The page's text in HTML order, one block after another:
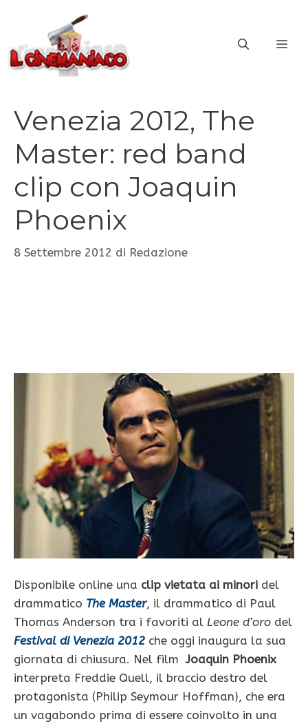
contenuto
Venezia 2012, The
Master: red band
clip con Joaquin
Phoenix
8 Settembre 2012 di Redazione
Disponibile online una clip vietata ai minori del
drammatico The Master, il drammatico di Paul
Thomas Anderson tra i favoriti al Leone d’oro del
Festival di Venezia 2012 che oggi inaugura la sua
giornata di chiusura. Nel filmJoaquin Phoenix
interpreta Freddie Quell, il braccio destro del
protagonista (Philip Seymour Hoffman), che era
un vagabondo prima di essere coinvolto in una